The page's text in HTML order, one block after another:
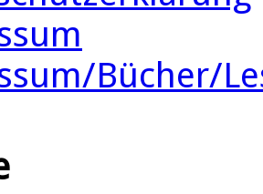
Bücher/